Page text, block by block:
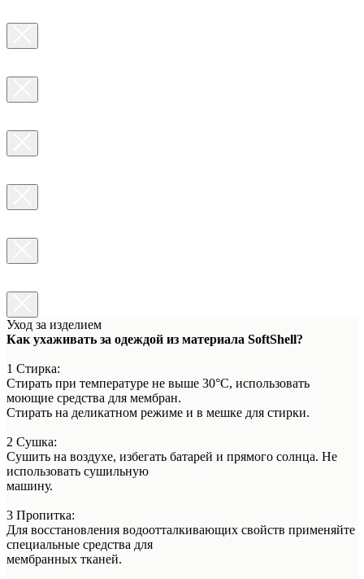
Уход за изделием
Как ухаживать за одеждой из материала SoftShell?
1 Стирка:
Стирать при температуре не выше 30°C, использовать
моющие средства для мембран.
Стирать на деликатном режиме и в мешке для стирки.
2 Сушка:
Сушить на воздухе, избегать батарей и прямого солнца. Не
использовать сушильную
машину.
3 Пропитка:
Для восстановления водоотталкивающих свойств применяйте
специальные средства для
мембранных тканей.